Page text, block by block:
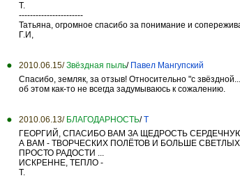
Т.
-----------------------
Татьяна, огромное спасибо за понимание и
Г.И,
2010.06.15/ Звёздная пыль/ Павел Мангупский
Спасибо, земляк, за отзыв! Относительно "с
об этом как-то не всегда задумываюсь к сожалению.
2010.06.13/ БЛАГОДАРНОСТЬ/Т
ГЕОРГИЙ, СПАСИБО ВАМ ЗА ЩЕДРОСТЬ
А ВАМ - ТВОРЧЕСКИХ ПОЛЁТОВ И БОЛЬШЕ
ПРОСТО РАДОСТИ ...
ИСКРЕННЕ, ТЕПЛО -
Т.